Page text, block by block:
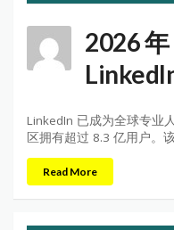
2026
LinkedIn 已成为全球专业
区拥有超过 8.3 亿用户。
Read More